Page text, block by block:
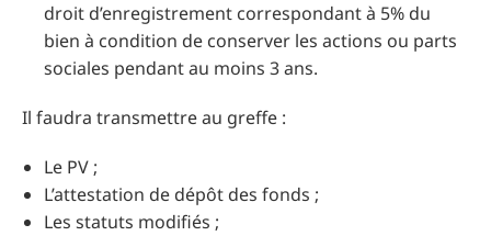
droit d’enregistrement correspondant à 5% du
bien à condition de conserver les actions ou parts
sociales pendant au moins 3 ans.
Il faudra transmettre au greffe :
Le PV ;
L’attestation de dépôt des fonds ;
Les statuts modifiés ;